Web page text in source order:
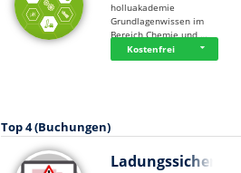
holluakademie
Grundlagenwissen im
Bereich Chemie und …
Kostenfrei
Top 4 (Buchungen)
Ladungssicherung